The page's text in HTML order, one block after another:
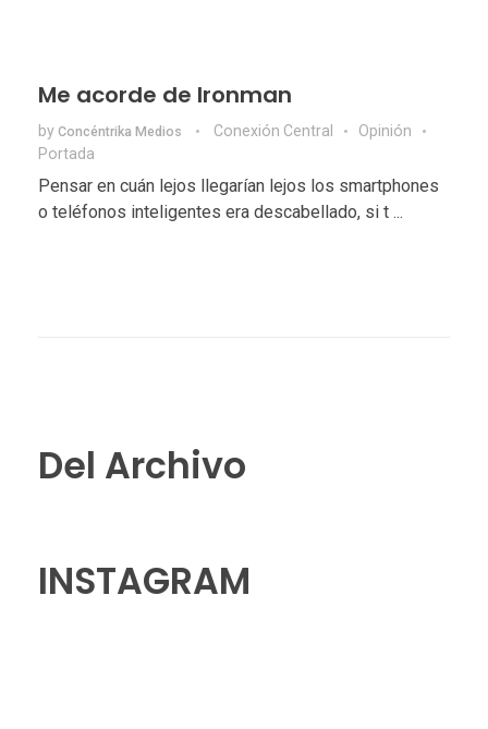
Me acorde de Ironman
by Concéntrika Medios Conexión Central
Opinión
Portada
Pensar en cuán lejos llegarían lejos los smartphones
o teléfonos inteligentes era descabellado, si t ...
Del Archivo
INSTAGRAM